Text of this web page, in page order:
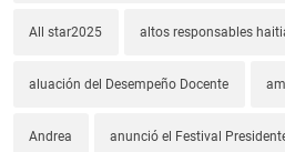
All star2025 altos responsables
aluación del Desempeño Docente
Andrea anunció el Festival